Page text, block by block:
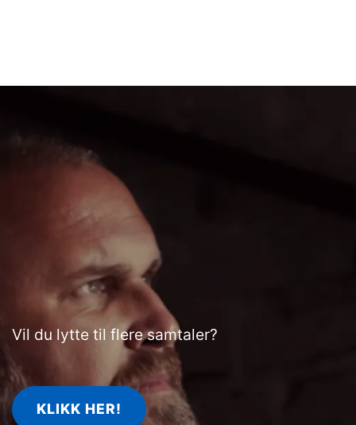
Vil du lytte til flere samtaler?
KLIKK HER!